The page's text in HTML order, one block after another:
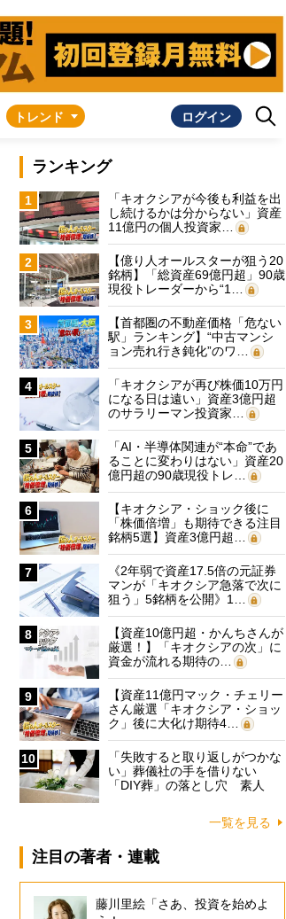
トレンド ログイン
ランキング
1
「キオクシアが今後も利益を出
し続けるかは分からない」資産
11億円の個人投資家…
2
【億り人オールスターが狙う20
銘柄】「総資産69億円超」90歳
現役トレーダーから“1…
3
【首都圏の不動産価格「危ない
駅」ランキング】“中古マンシ
ョン売れ行き鈍化”のワ…
4
「キオクシアが再び株価10万円
になる日は遠い」資産3億円超
のサラリーマン投資家…
5
「AI・半導体関連が“本命”であ
ることに変わりはない」資産20
億円超の90歳現役トレ…
6
【キオクシア・ショック後に
「株価倍増」も期待できる注目
銘柄5選】資産3億円超…
7
《2年弱で資産17.5倍の元証券
マンが「キオクシア急落で次に
狙う」5銘柄を公開》1…
8
【資産10億円超・かんちさんが
厳選！】「キオクシアの次」に
資金が流れる期待の…
9
【資産11億円マック・チェリー
さん厳選「キオクシア・ショッ
ク」後に大化け期待4…
10
「失敗すると取り返しがつかな
い」葬儀社の手を借りない
「DIY葬」の落とし穴 素人
一覧を見る
注目の著者・連載
藤川里絵「さあ、投資を始めよ